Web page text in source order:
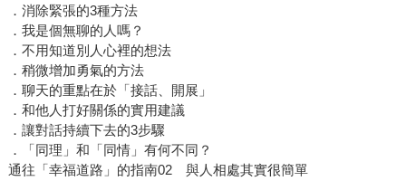
．消除緊張的3種方法
．我是個無聊的人嗎？
．不用知道別人心裡的想法
．稍微增加勇氣的方法
．聊天的重點在於「接話、開展」
．和他人打好關係的實用建議
．讓對話持續下去的3步驟
．「同理」和「同情」有何不同？
通往「幸福道路」的指南02 與人相處其實很簡單